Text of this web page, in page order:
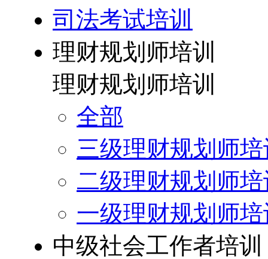
司法考试培训
理财规划师培训
理财规划师培训
全部
三级理财规划师
二级理财规划师
一级理财规划师
中级社会工作者培训